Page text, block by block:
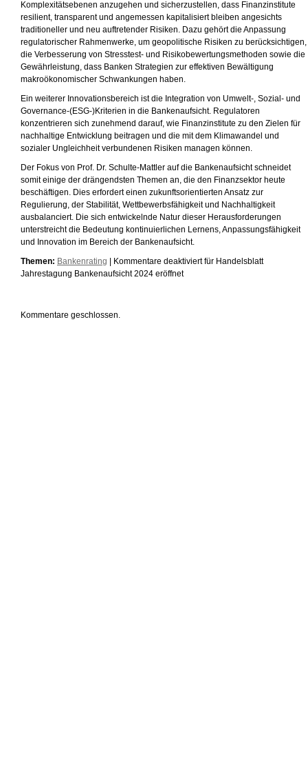
Komplexitätsebenen anzugehen und sicherzustellen, dass Finanzinstitute
resilient, transparent und angemessen kapitalisiert bleiben angesichts
traditioneller und neu auftretender Risiken. Dazu gehört die Anpassung
regulatorischer Rahmenwerke, um geopolitische Risiken zu berücksichtigen,
die Verbesserung von Stresstest- und Risikobewertungsmethoden sowie die
Gewährleistung, dass Banken Strategien zur effektiven Bewältigung
makroökonomischer Schwankungen haben.
Ein weiterer Innovationsbereich ist die Integration von Umwelt-, Sozial- und
Governance-(ESG-)Kriterien in die Bankenaufsicht. Regulatoren
konzentrieren sich zunehmend darauf, wie Finanzinstitute zu den Zielen für
nachhaltige Entwicklung beitragen und die mit dem Klimawandel und
sozialer Ungleichheit verbundenen Risiken managen können.
Der Fokus von Prof. Dr. Schulte-Mattler auf die Bankenaufsicht schneidet
somit einige der drängendsten Themen an, die den Finanzsektor heute
beschäftigen. Dies erfordert einen zukunftsorientierten Ansatz zur
Regulierung, der Stabilität, Wettbewerbsfähigkeit und Nachhaltigkeit
ausbalanciert. Die sich entwickelnde Natur dieser Herausforderungen
unterstreicht die Bedeutung kontinuierlichen Lernens, Anpassungsfähigkeit
und Innovation im Bereich der Bankenaufsicht.
Themen: Bankenrating Kommentare deaktiviertfür Handelsblatt
Jahrestagung Bankenaufsicht 2024 eröffnet
Kommentare geschlossen.